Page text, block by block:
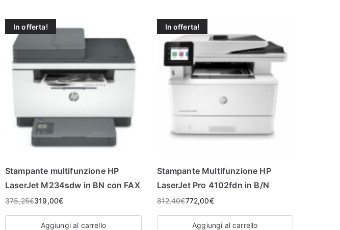
In offerta!
Stampante multifunzione HP
LaserJet M234sdw in BN con FAX
375,25€319,00€
Aggiungi al carrello
In offerta!
Stampante Multifunzione HP
LaserJet Pro 4102fdn in B/N
812,40€772,00€
Aggiungi al carrello